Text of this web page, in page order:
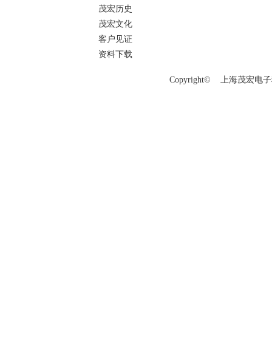
茂宏历史
茂宏文化
客户见证
资料下载
Copyright© 上海茂宏电子